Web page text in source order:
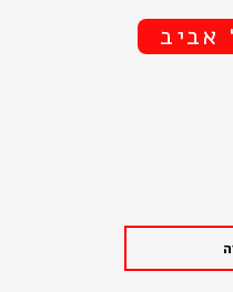
אביב